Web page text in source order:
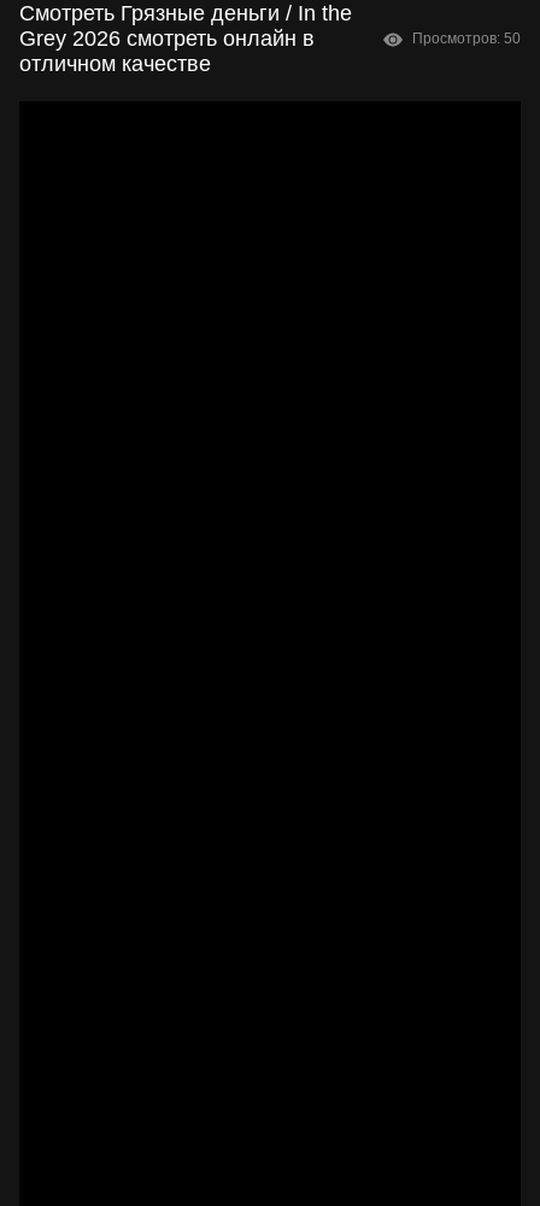
Смотреть Грязные деньги / In the
Grey 2026 смотреть онлайн в
отличном качестве
Просмотров: 50